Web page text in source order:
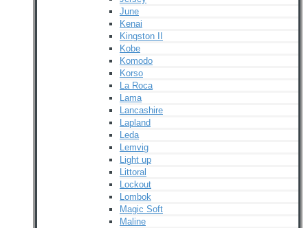
June
Kenai
Kingston II
Kobe
Komodo
Korso
La Roca
Lama
Lancashire
Lapland
Leda
Lemvig
Light up
Littoral
Lockout
Lombok
Magic Soft
Maline